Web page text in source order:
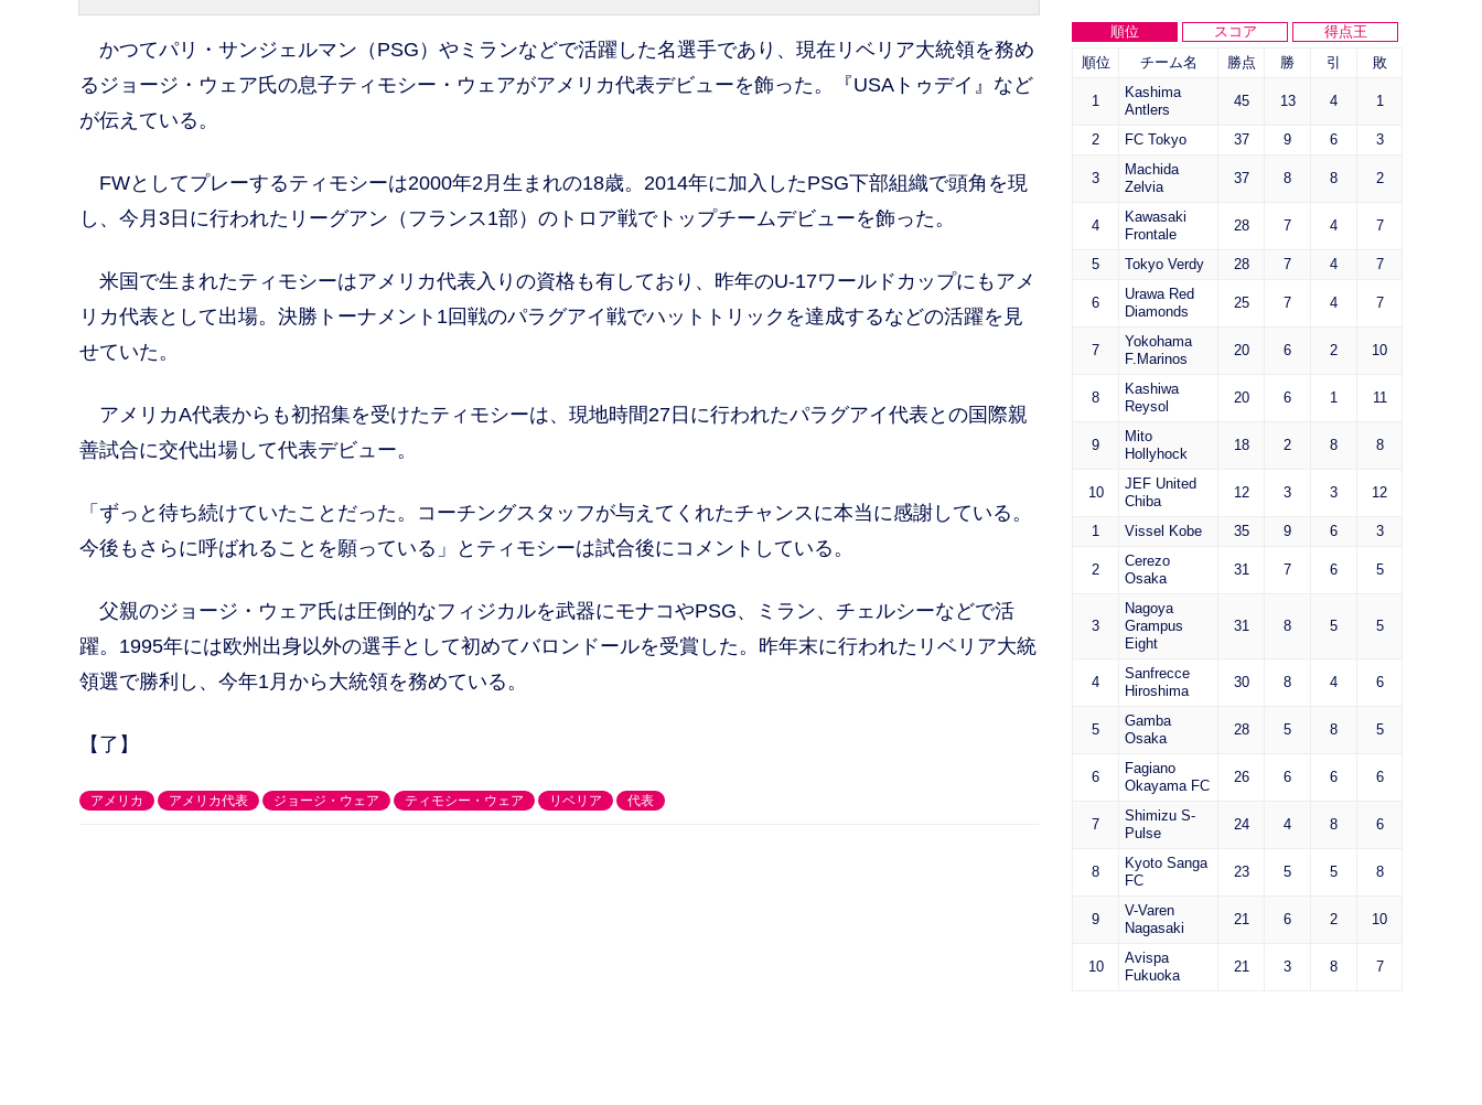
かつてパリ・サンジェルマン（PSG）やミランなどで活躍した名選手であり、現在リベリア大統領を務め
るジョージ・ウェア氏の息子ティモシー・ウェアがアメリカ代表デビューを飾った。『USAトゥデイ』など
が伝えている。
FWとしてプレーするティモシーは2000年2月生まれの18歳。2014年に加入したPSG下部組織で頭角を現
し、今月3日に行われたリーグアン（フランス1部）のトロア戦でトップチームデビューを飾った。
米国で生まれたティモシーはアメリカ代表入りの資格も有しており、昨年のU-17ワールドカップにもアメ
リカ代表として出場。決勝トーナメント1回戦のパラグアイ戦でハットトリックを達成するなどの活躍を見
せていた。
アメリカA代表からも初招集を受けたティモシーは、現地時間27日に行われたパラグアイ代表との国際親
善試合に交代出場して代表デビュー。
「ずっと待ち続けていたことだった。コーチングスタッフが与えてくれたチャンスに本当に感謝している。
今後もさらに呼ばれることを願っている」とティモシーは試合後にコメントしている。
父親のジョージ・ウェア氏は圧倒的なフィジカルを武器にモナコやPSG、ミラン、チェルシーなどで活
躍。1995年には欧州出身以外の選手として初めてバロンドールを受賞した。昨年末に行われたリベリア大統
領選で勝利し、今年1月から大統領を務めている。
【了】
アメリカ アメリカ代表 ジョージ・ウェア ティモシー・ウェア リベリア 代表
順位 スコア
得点王
順位
チーム名 勝点 勝 引 敗
1
Kashima
Antlers
45 13 4 1
2 FC Tokyo 37 9 6 3
3
Machida
Zelvia
37 8 8 2
4
Kawasaki
Frontale
28 7 4 7
5 Tokyo Verdy 28 7 4 7
6
Urawa Red
Diamonds
25 7 4 7
7
Yokohama
F.Marinos
20 6 2 10
8
Kashiwa
Reysol
20 6 1 11
9
Mito
Hollyhock
18 2 8 8
10
JEF United
Chiba
12 3 3 12
1 Vissel Kobe 35 9 6 3
2
Cerezo
Osaka
31 7 6 5
3
Nagoya
Grampus
Eight
31 8 5 5
4
Sanfrecce
Hiroshima
30 8 4 6
5
Gamba
Osaka
28 5 8 5
6
Fagiano
Okayama FC
26 6 6 6
7
Shimizu S-
Pulse
24 4 8 6
8
Kyoto Sanga
FC
23 5 5 8
9
V-Varen
Nagasaki
21 6 2 10
10
Avispa
Fukuoka
21 3 8 7